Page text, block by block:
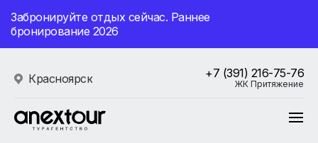
Забронируйте отдых сейчас. Раннее
бронирование 2026
Красноярск +7 (391) 216-75-76
ЖК Притяжение